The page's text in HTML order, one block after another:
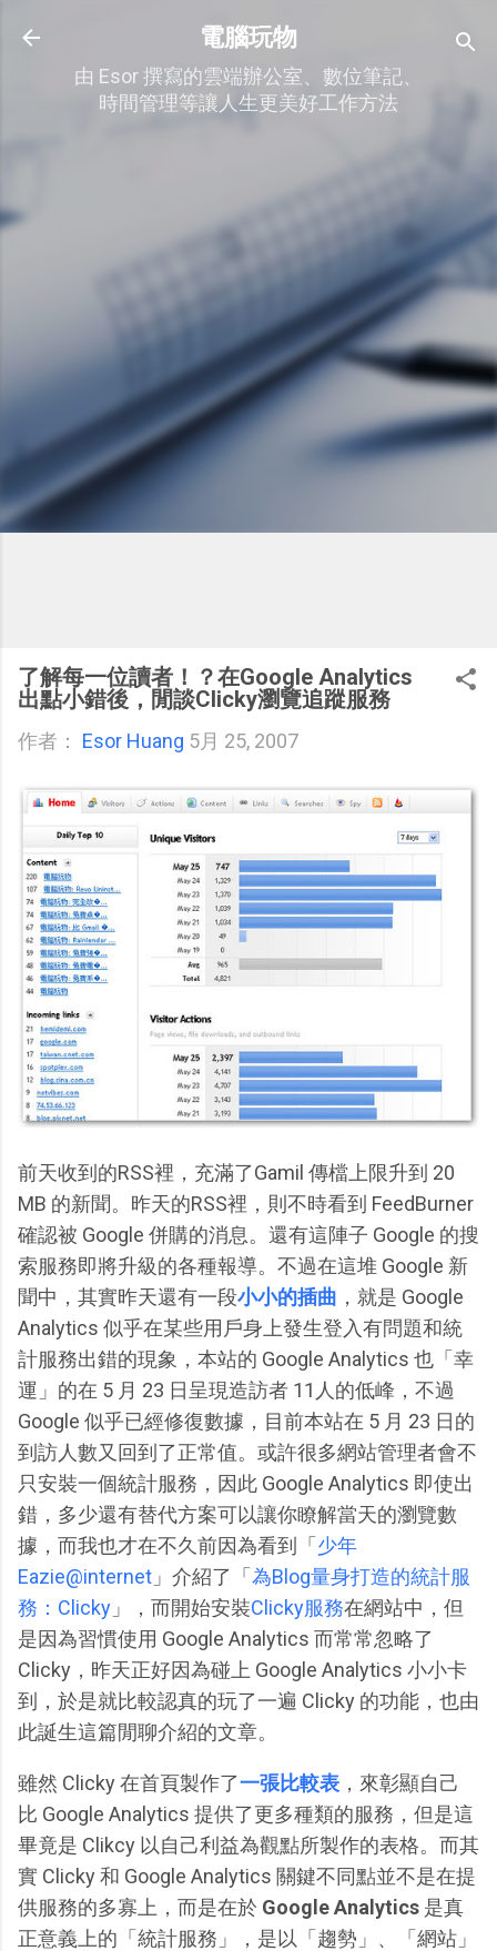
跳到主要內容
電腦玩物
由 Esor 撰寫的雲端辦公室、數位筆記、
時間管理等讓人生更美好工作方法
了解每一位讀者！？在Google Analytics
出點小錯後，閒談Clicky瀏覽追蹤服務
作者： Esor Huang 5月 25, 2007
前天收到的RSS裡，充滿了Gamil 傳檔上限升到 20
MB 的新聞。昨天的RSS裡，則不時看到 FeedBurner
確認被 Google 併購的消息。還有這陣子 Google 的搜
索服務即將升級的各種報導。不過在這堆 Google 新
聞中，其實昨天還有一段小小的插曲 ，就是 Google
Analytics 似乎在某些用戶身上發生登入有問題和統
計服務出錯的現象，本站的 Google Analytics 也「幸
運」的在 5 月 23 日呈現造訪者 11人的低峰，不過
Google 似乎已經修復數據，目前本站在 5 月 23 日的
到訪人數又回到了正常值。或許很多網站管理者會不
只安裝一個統計服務，因此 Google Analytics 即使出
錯，多少還有替代方案可以讓你瞭解當天的瀏覽數
據，而我也才在不久前因為看到「 少年
Eazie@internet 」介紹了「 為Blog量身打造的統計服
務：Clicky 」，而開始安裝Clicky服務在網站中，但
是因為習慣使用 Google Analytics 而常常忽略了
Clicky，昨天正好因為碰上 Google Analytics 小小卡
到，於是就比較認真的玩了一遍 Clicky 的功能，也由
此誕生這篇閒聊介紹的文章。
雖然 Clicky 在首頁製作了一張比較表 ，來彰顯自己
比 Google Analytics 提供了更多種類的服務，但是這
畢竟是 Clikcy 以自己利益為觀點所製作的表格。而其
實 Clicky 和 Google Analytics 關鍵不同點並不是在提
供服務的多寡上，而是在於 Google Analytics 是真
正意義上的「統計服務」，是以「趨勢」、「網站」